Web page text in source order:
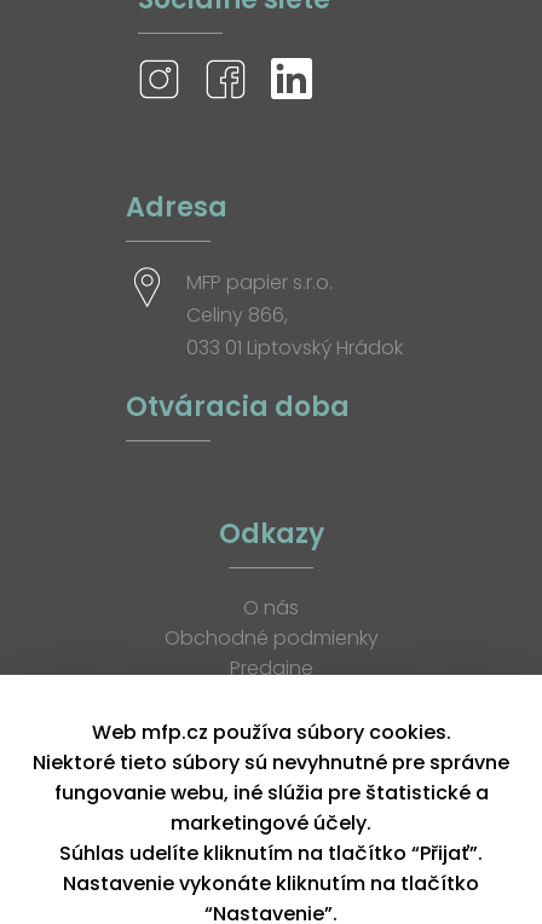
Adresa
MFP papier s.r.o.
Celiny 866,
033 01 Liptovský Hrádok
Otváracia doba
Odkazy
O nás
Obchodné podmienky
Predajne
K stiahnutiu
Blog
Kontakt
Kariéra
XML feed
Copyright © 2026, MFP paper s. r. o. | Všetky práva vyhradené
Web mfp.cz používa súbory cookies.
Niektoré tieto súbory sú nevyhnutné pre správne
fungovanie webu, iné slúžia pre štatistické a
marketingové účely.
Súhlas udelíte kliknutím na tlačítko “Přijať”.
Nastavenie vykonáte kliknutím na tlačítko
“Nastavenie”.